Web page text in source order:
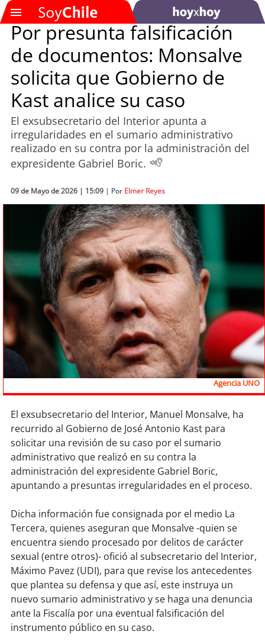
SOYTV
Podcast
Actualidad
Entretención
Economía
Deportes
Tecnología
Sostenibilidad
chile
soy arica
iquique
soyantofagasta
soycopiapó
soyvalparaíso
soysanantonio
soychillán
soysancarlos
soy talcahuano
Por presunta falsificación
de documentos: Monsalve
solicita que Gobierno de
Kast analice su caso
El exsubsecretario del Interior apunta a
irregularidades en el sumario administrativo
realizado en su contra por la administración del
expresidente Gabriel Boric.
09 de Mayo de 2026 | 15:09 | Por Elmer Reyes
Agencia UNO
El exsubsecretario del Interior, Manuel Monsalve, ha
recurrido al Gobierno de José Antonio Kast para
solicitar una revisión de su caso por el sumario
administrativo que realizó en su contra la
administración del expresidente Gabriel Boric,
apuntando a presuntas irregularidades en el proceso.
Dicha información fue consignada por el medio La
Tercera, quienes aseguran que Monsalve -quien se
encuentra siendo procesado por delitos de carácter
sexual (entre otros)- ofició al subsecretario del Interior,
Máximo Pavez (UDI), para que revise los antecedentes
que plantea su defensa y que así, este instruya un
nuevo sumario administrativo y se haga una denuncia
ante la Fiscalía por una eventual falsificación del
instrumento público en su caso.